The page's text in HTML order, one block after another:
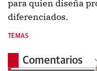
para quien diseña
diferenciados.
TEMAS
Comentarios